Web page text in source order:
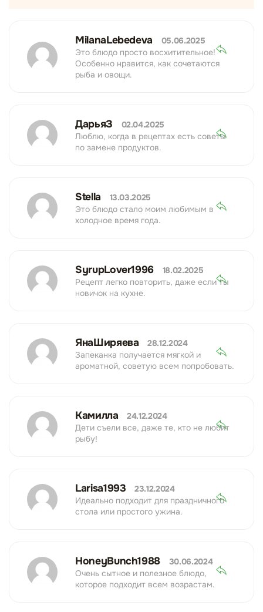
MilanaLebedeva
05.06.2025
Это блюдо просто восхитительное!
Особенно нравится, как сочетаются
рыба и овощи.
ДарьяЗ
02.04.2025
Люблю, когда в рецептах есть советы
по замене продуктов.
Stella
13.03.2025
Это блюдо стало моим любимым в
холодное время года.
SyrupLover1996
18.02.2025
Рецепт легко повторить, даже если ты
новичок на кухне.
ЯнаШиряева
28.12.2024
Запеканка получается мягкой и
ароматной, советую всем попробовать.
Камилла
24.12.2024
Дети съели все, даже те, кто не любит
рыбу!
Larisa1993
23.12.2024
Идеально подходит для праздничного
стола или простого ужина.
HoneyBunch1988
30.06.2024
Очень сытное и полезное блюдо,
которое подходит всем возрастам.